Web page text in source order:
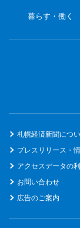
暮らす・働く
札幌経済新聞につ
プレスリリース・
アクセスデータの
お問い合わせ
広告のご案内